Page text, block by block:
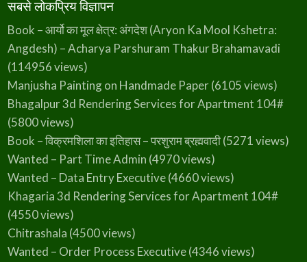
सबसे लोकप्रिय विज्ञापन
Book – आर्यो का मूल क्षेत्र: अंगदेश (Aryon Ka Mool Kshetra:
Angdesh) – Acharya Parshuram Thakur Brahamavadi
(114956 views)
Manjusha Painting on Handmade Paper(6105 views)
Bhagalpur 3d Rendering Services for Apartment 104#
(5800 views)
Book – विक्रमशिला का इतिहास – परशुराम ब्रह्मवादी(5271 views)
Wanted – Part Time Admin (4970 views)
Wanted – Data Entry Executive(4660 views)
Khagaria 3d Rendering Services for Apartment 104#
(4550 views)
Chitrashala (4500 views)
Wanted – Order Process Executive(4346 views)